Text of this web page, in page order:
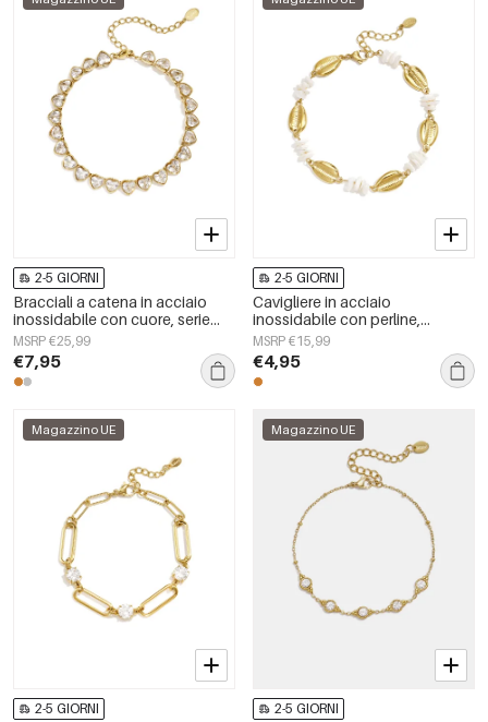
2-5 GIORNI
Bracciali a catena in acciaio
inossidabile con cuore, serie
Simple Daily Simple, gioielli da
donna
MSRP €25,99
€7,95
2-5 GIORNI
Cavigliere in acciaio
inossidabile con perline,
semplici, per tutti i giorni, serie
Simple, gioielli da donna
MSRP €15,99
€4,95
Magazzino UE
2-5 GIORNI
Magazzino UE
2-5 GIORNI